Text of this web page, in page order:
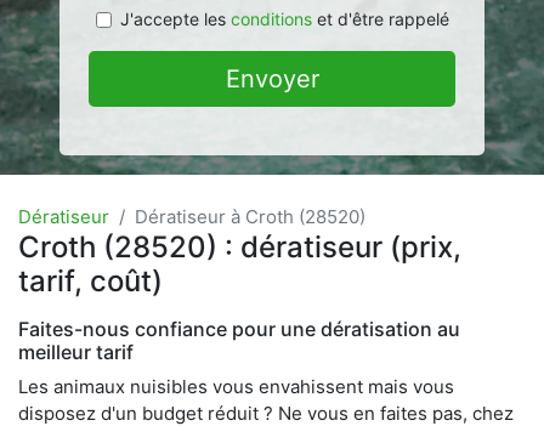
J'accepte les conditionset d'être rappelé
Envoyer
Dératiseur Dératiseur à Croth (28520)
Croth (28520) : dératiseur (prix,
tarif, coût)
Faites-nous confiance pour une dératisation au
meilleur tarif
Les animaux nuisibles vous envahissent mais vous
disposez d'un budget réduit ? Ne vous en faites pas, chez